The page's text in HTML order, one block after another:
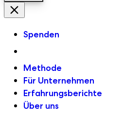
Menü Schließen
Spenden
Methode
Für Unternehmen
Erfahrungsberichte
Über uns